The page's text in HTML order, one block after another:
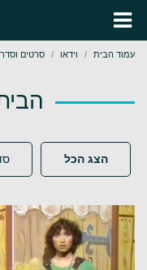
עמוד הבית וידאו סרטים
הצג הכל